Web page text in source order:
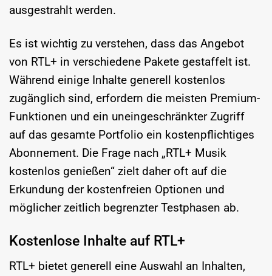
ausgestrahlt werden.
Es ist wichtig zu verstehen, dass das Angebot
von RTL+ in verschiedene Pakete gestaffelt ist.
Während einige Inhalte generell kostenlos
zugänglich sind, erfordern die meisten Premium-
Funktionen und ein uneingeschränkter Zugriff
auf das gesamte Portfolio ein kostenpflichtiges
Abonnement. Die Frage nach „RTL+ Musik
kostenlos genießen“ zielt daher oft auf die
Erkundung der kostenfreien Optionen und
möglicher zeitlich begrenzter Testphasen ab.
Kostenlose Inhalte auf RTL+
RTL+ bietet generell eine Auswahl an Inhalten,